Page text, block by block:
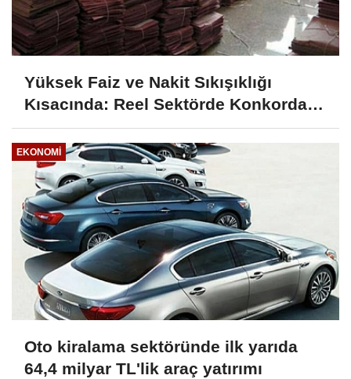
Yüksek Faiz ve Nakit Sıkışıklığı
Kısacında: Reel Sektörde Konkordato
Fırtınası
EKONOMI
Oto kiralama sektöründe ilk yarıda
64,4 milyar TL'lik araç yatırımı